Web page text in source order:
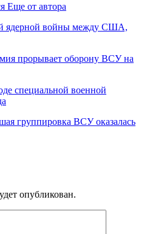
Еще от автора
ядерной войны между США,
прорывает оборону ВСУ на
специальной военной
группировка ВСУ оказалась
опубликован.